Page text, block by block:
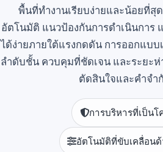
พื้นที่ทำงานเรียบง่ายและน้อยที่สุ
อัตโนมัติ แนวป้องกันการดำเนินการ
ได้ง่ายภายใต้แรงกดดัน การออกแบ
ลำดับชั้น ควบคุมที่ชัดเจน และระยะ
ตัดสินใจและคำจำ
การบริหารที่เป็นโ
อัตโนมัติที่ขับเคลื่อน